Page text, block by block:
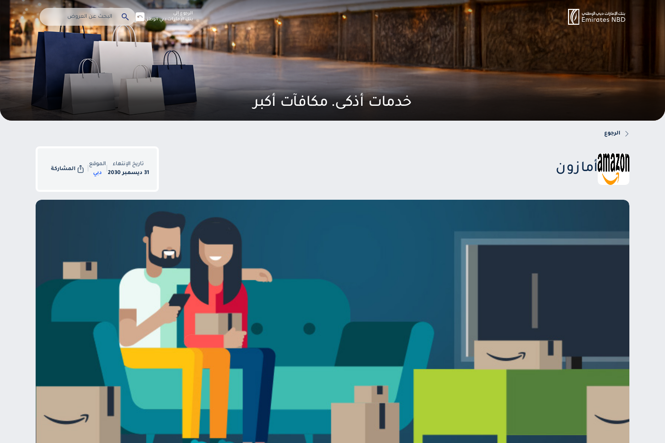
خدمات أذكى. مكافآت أكبر
الرجوع إلى
بنك الإمارات دبي الوطني
الرجوع
أمازون
تاريخ الإنتهاء
31 ديسمبر 2030
الموقع
دبي
المشاركة